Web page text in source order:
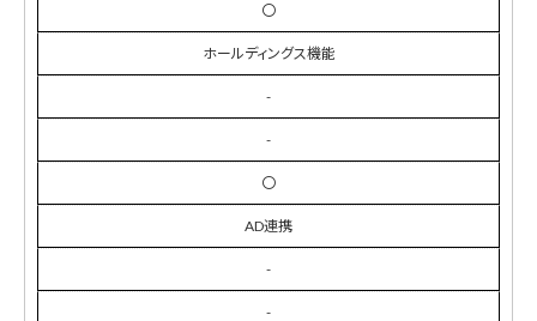
〇
ホールディングス機能
-
-
〇
AD連携
-
-